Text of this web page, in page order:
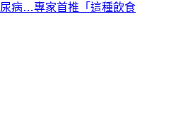
病…專家首推「這種飲食